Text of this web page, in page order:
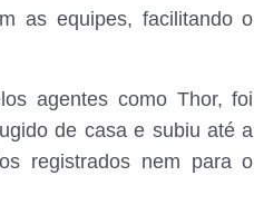
as equipes, facilitando o
agentes como Thor, foi
de casa e subiu até a
registrados nem para o